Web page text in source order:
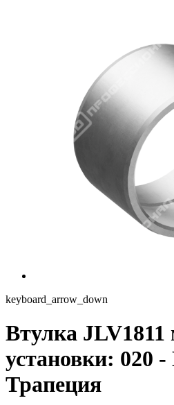
keyboard_arrow_down
Втулка JLV1811
установки: 020
Трапеция